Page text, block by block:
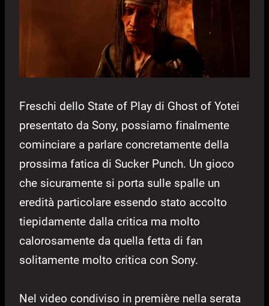
Freschi dello State of Play di Ghost of Yotei
presentato da Sony, possiamo finalmente
cominciare a parlare concretamente della
prossima fatica di Sucker Punch. Un gioco
che sicuramente si porta sulle spalle un
eredità particolare essendo stato accolto
tiepidamente dalla critica ma molto
calorosamente da quella fetta di fan
solitamente molto critica con Sony.
Nel video condiviso in première nella serata